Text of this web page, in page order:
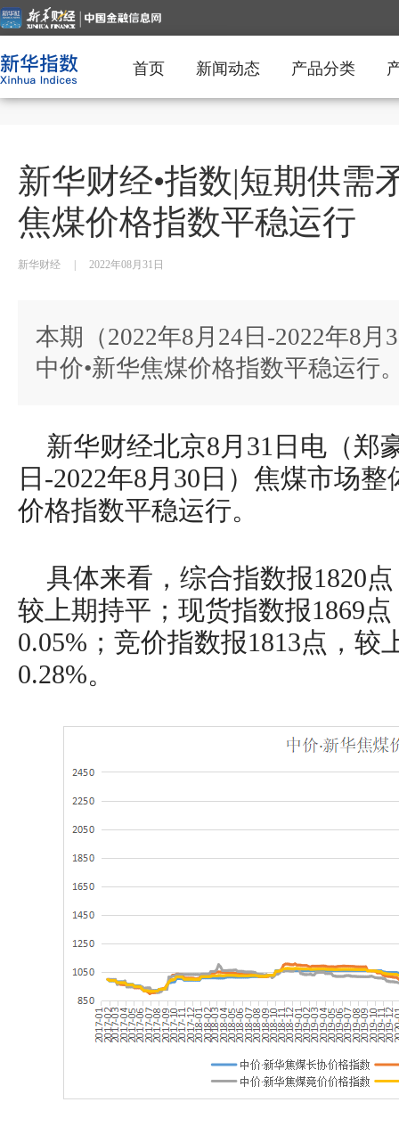
首页 新闻动态 产品分类
新华财经•指数|短期供需
焦煤价格指数平稳运行
新华财经 2022年08月31日
本期（2022年8月24日-2022年8
中价•新华焦煤价格指数平稳运行
新华财经北京8月31日电（郑
日-2022年8月30日）焦煤市场
价格指数平稳运行。
具体来看，综合指数报1820
较上期持平；现货指数报1869
0.05%；竞价指数报1813点，较
0.28%。